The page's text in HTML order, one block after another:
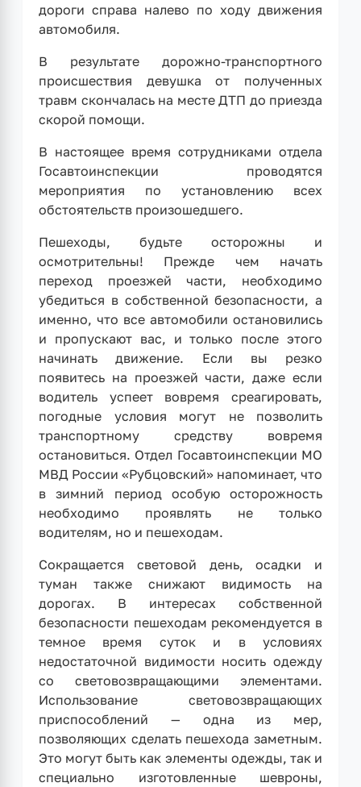
дороги справа налево по ходу движения
автомобиля.
В результате дорожно-транспортного
происшествия девушка от полученных
травм скончалась на месте ДТП до приезда
скорой помощи.
В настоящее время сотрудниками отдела
Госавтоинспекции проводятся
мероприятия по установлению всех
обстоятельств произошедшего.
Пешеходы, будьте осторожны и
осмотрительны! Прежде чем начать
переход проезжей части, необходимо
убедиться в собственной безопасности, а
именно, что все автомобили остановились
и пропускают вас, и только после этого
начинать движение. Если вы резко
появитесь на проезжей части, даже если
водитель успеет вовремя среагировать,
погодные условия могут не позволить
транспортному средству вовремя
остановиться. Отдел Госавтоинспекции МО
МВД России «Рубцовский» напоминает, что
в зимний период особую осторожность
необходимо проявлять не только
водителям, но и пешеходам.
Сокращается световой день, осадки и
туман также снижают видимость на
дорогах. В интересах собственной
безопасности пешеходам рекомендуется в
темное время суток и в условиях
недостаточной видимости носить одежду
со световозвращающими элементами.
Использование световозвращающих
приспособлений — одна из мер,
позволяющих сделать пешехода заметным.
Это могут быть как элементы одежды, так и
специально изготовленные шевроны,